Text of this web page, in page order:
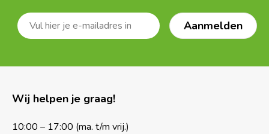
Wij helpen je graag!
10:00 – 17:00 (ma. t/m vrij.)